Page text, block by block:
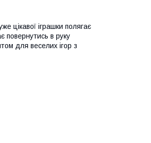
цікавої іграшки полягає
повернутись в руку
для веселих ігор з